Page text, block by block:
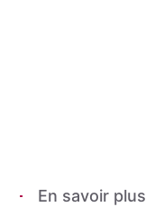
En savoir plus